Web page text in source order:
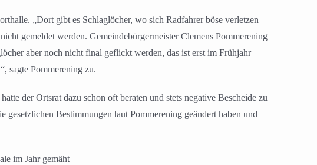
„Dort gibt es Schlaglöcher, wo sich Radfahrer böse verletzen
gemeldet werden. Gemeindebürgermeister Clemens Pommerening
aber noch nicht final geflickt werden, das ist erst im Frühjahr
sagte Pommerening zu.
der Ortsrat dazu schon oft beraten und stets negative Bescheide zu
Bestimmungen laut Pommerening geändert haben und
im Jahr gemäht